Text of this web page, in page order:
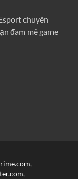
chuyên
đam mê game
,
,